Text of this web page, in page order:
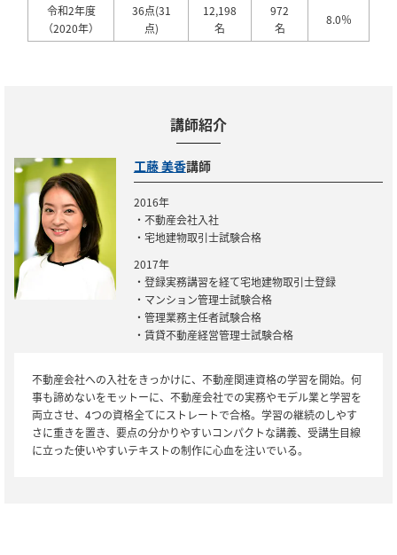
令和2年度
（2020年）
36点(31
点)
12,198
名
972
名
8.0％
講師紹介
工藤 美香講師
2016年
・不動産会社入社
・宅地建物取引士試験合格
2017年
・登録実務講習を経て宅地建物取引士登録
・マンション管理士試験合格
・管理業務主任者試験合格
・賃貸不動産経営管理士試験合格
不動産会社への入社をきっかけに、不動産関連資格の学習を開始。何
事も諦めないをモットーに、不動産会社での実務やモデル業と学習を
両立させ、4つの資格全てにストレートで合格。学習の継続のしやす
さに重きを置き、要点の分かりやすいコンパクトな講義、受講生目線
に立った使いやすいテキストの制作に心血を注いでいる。